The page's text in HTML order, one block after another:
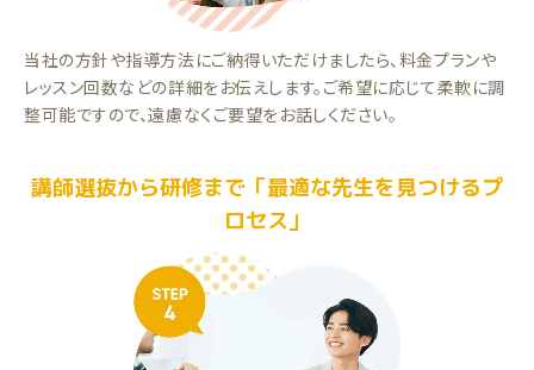
当社の方針や指導方法にご納得いただけましたら、料金プランや
レッスン回数などの詳細をお伝えします。ご希望に応じて柔軟に調
整可能ですので、遠慮なくご要望をお話しください。
講師選抜から研修まで「最適な先生を見つけるプ
ロセス」